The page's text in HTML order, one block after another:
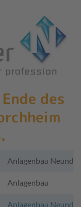
des
Anlagenbau
Anlagenbau
Anlagenbau